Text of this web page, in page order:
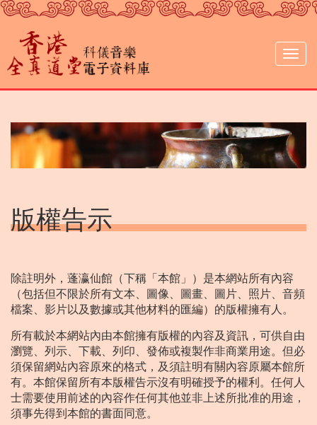
移
容
版權告示
除註明外，蓬瀛仙館（下稱「本館」）是本網站所有內容
（包括但不限於所有文本、圖像、圖畫、圖片、照片、音頻
檔案、影片以及數據或其他材料的匯編）的版權擁有人。
所有載於本網站內由本館擁有版權的內容及資訊，可供自由
瀏覽、列示、下載、列印、發佈或複製作非商業用途。但必
須保留網站內容原來的格式，及須註明有關內容原屬本館所
有。本館保留所有本版權告示沒有明確授予的權利。任何人
士需要使用前述的內容作任何其他並非上述所批准的用途，
須事先得到本館的書面同意。